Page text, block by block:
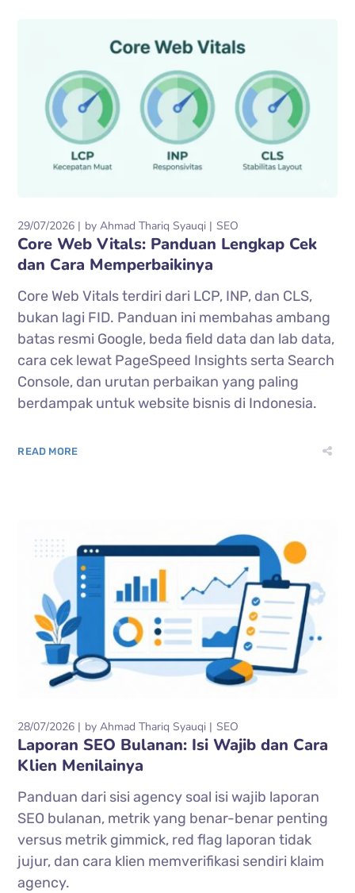
29/07/2026 byAhmad Thariq Syauqi SEO
Core Web Vitals: Panduan Lengkap Cek
dan Cara Memperbaikinya
Core Web Vitals terdiri dari LCP, INP, dan CLS,
bukan lagi FID. Panduan ini membahas ambang
batas resmi Google, beda field data dan lab data,
cara cek lewat PageSpeed Insights serta Search
Console, dan urutan perbaikan yang paling
berdampak untuk website bisnis di Indonesia.
READ MORE
28/07/2026 byAhmad Thariq Syauqi SEO
Laporan SEO Bulanan: Isi Wajib dan Cara
Klien Menilainya
Panduan dari sisi agency soal isi wajib laporan
SEO bulanan, metrik yang benar-benar penting
versus metrik gimmick, red flag laporan tidak
jujur, dan cara klien memverifikasi sendiri klaim
agency.